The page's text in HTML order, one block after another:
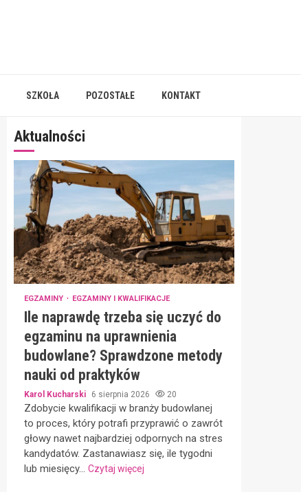
SZKOŁA POZOSTAŁE KONTAKT
Aktualności
EGZAMINY EGZAMINY I KWALIFIKACJE
Ile naprawdę trzeba się uczyć do
egzaminu na uprawnienia
budowlane? Sprawdzone metody
nauki od praktyków
Karol Kucharski 6 sierpnia 2026 20
Zdobycie kwalifikacji w branży budowlanej
to proces, który potrafi przyprawić o zawrót
głowy nawet najbardziej odpornych na stres
kandydatów. Zastanawiasz się, ile tygodni
lub miesięcy... Czytaj więcej